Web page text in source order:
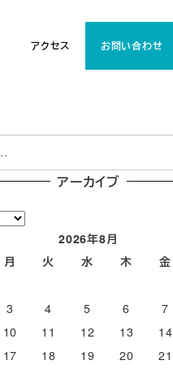
アクセス お問い合わせ
アーカイブ
2026年8月
月 火 水 木 金
3 4 5 6 7
10 11 12 13 14
17 18 19 20 21